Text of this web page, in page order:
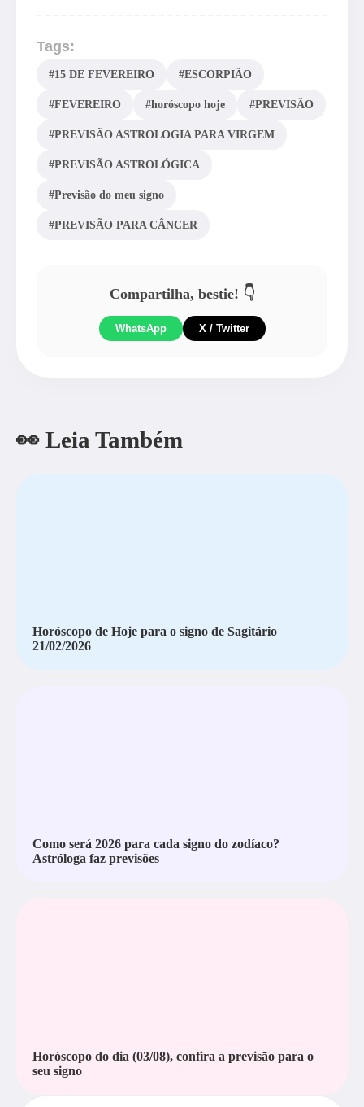
Tags:
#15 DE FEVEREIRO #ESCORPIÃO
#FEVEREIRO #horóscopo hoje #PREVISÃO
#PREVISÃO ASTROLOGIA PARA VIRGEM
#PREVISÃO ASTROLÓGICA
#Previsão do meu signo
#PREVISÃO PARA CÂNCER
Compartilha, bestie! 👇
WhatsApp X / Twitter
👀 Leia Também
Horóscopo de Hoje para o signo de Sagitário
21/02/2026
Como será 2026 para cada signo do zodíaco?
Astróloga faz previsões
Horóscopo do dia (03/08), confira a previsāo para o
seu signo